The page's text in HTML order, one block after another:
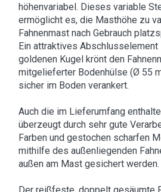
höhenvariabel. Dieses variable
ermöglicht es, die Masthöhe zu
Fahnenmast nach Gebrauch
Ein attraktives Abschlusselement
goldenen Kugel krönt den
mitgelieferter Bodenhülse (Ø 55
sicher im Boden verankert.
Auch die im Lieferumfang
überzeugt durch sehr gute
Farben und gestochen scharfen
mithilfe des außenliegenden
außen am Mast gesichert werden.